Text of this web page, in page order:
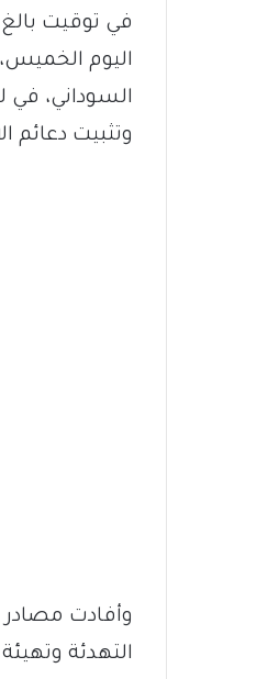
في توقيت
اليوم
السوداني، في
وتثبيت دعائم
وأفادت
التهدئة